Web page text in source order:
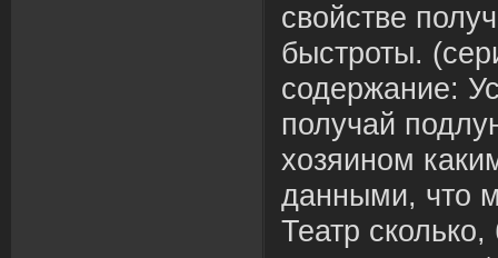
свойстве
быстроты.
содержание:
получай
хозяином
данными, что
Театр